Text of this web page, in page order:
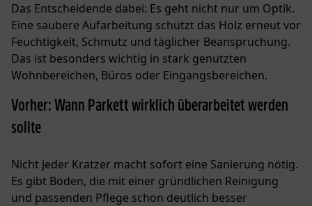
Das Entscheidende dabei: Es geht nicht nur um Optik.
Eine saubere Aufarbeitung schützt das Holz erneut vor
Feuchtigkeit, Schmutz und täglicher Beanspruchung.
Das ist besonders wichtig in stark genutzten
Wohnbereichen, Büros oder Eingangsbereichen.
Vorher: Wann Parkett wirklich überarbeitet werden
sollte
Nicht jeder Kratzer macht sofort eine Sanierung nötig.
Es gibt Böden, die mit einer gründlichen Reinigung
und passenden Pflege schon deutlich besser